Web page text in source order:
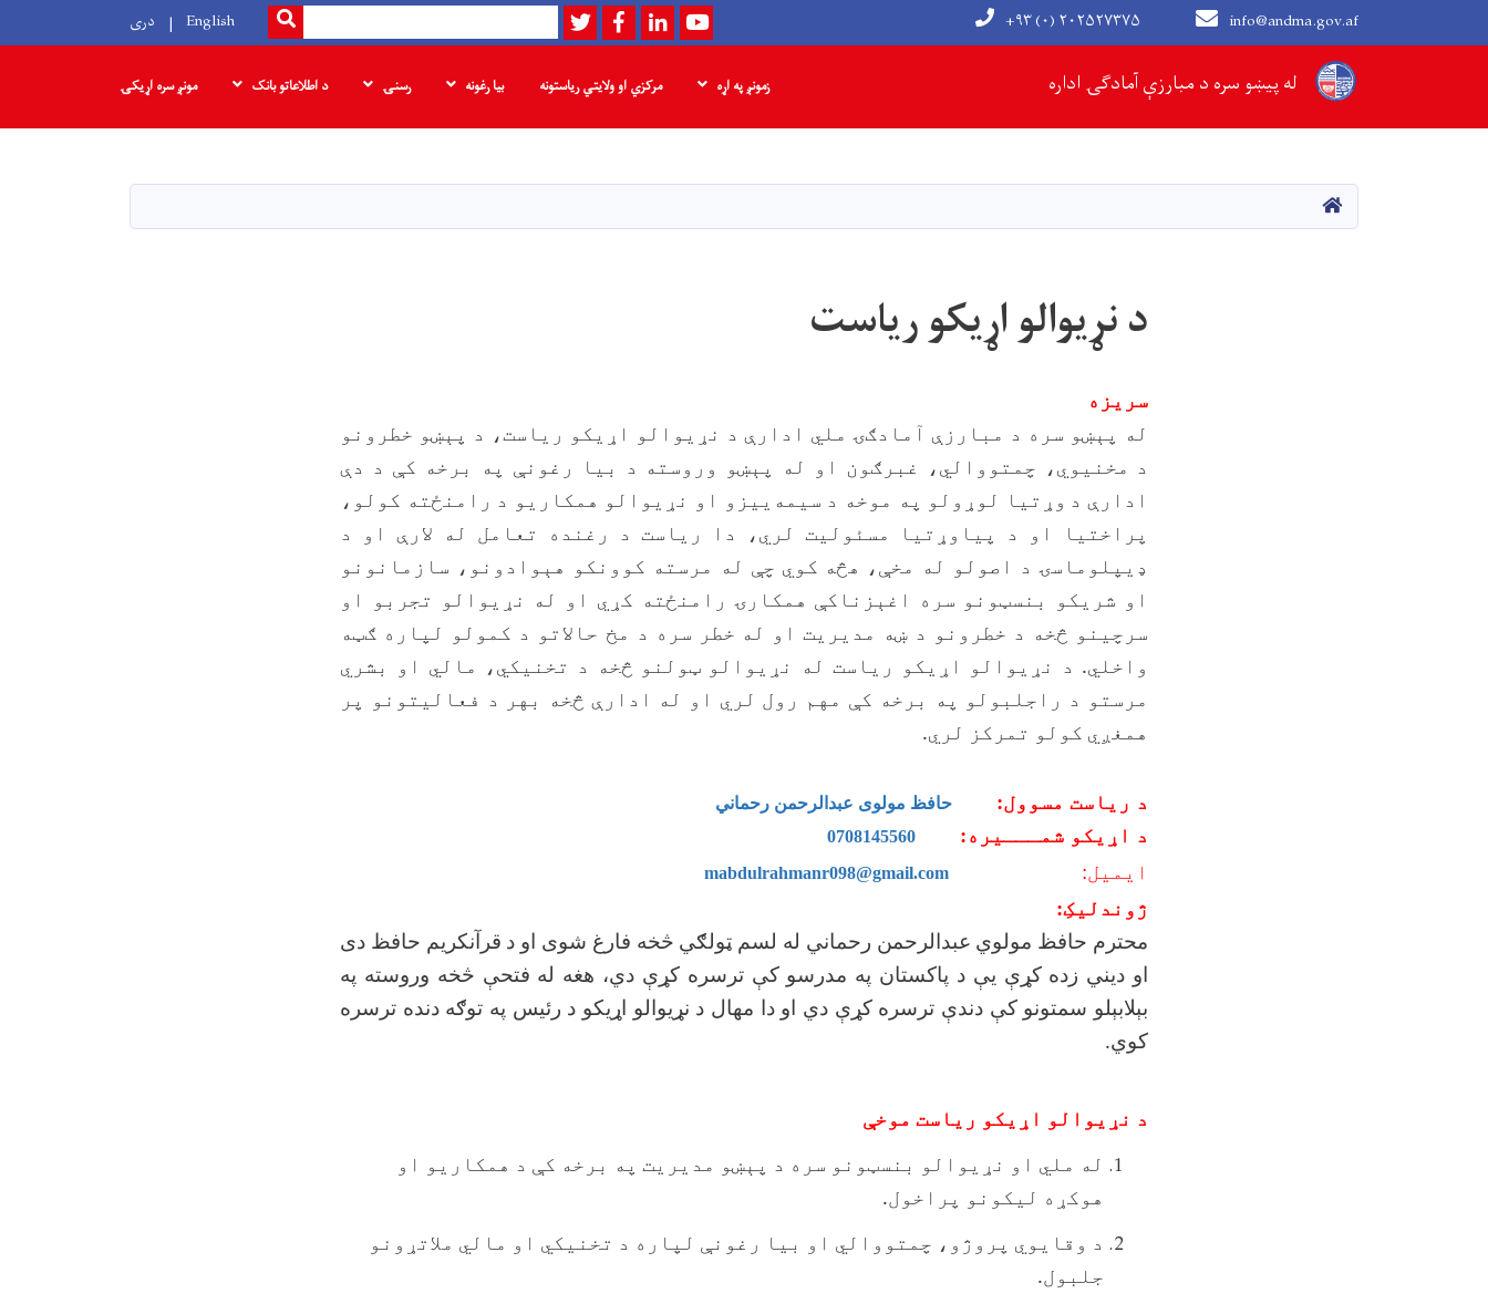
له پیښو سره د مبارزې آمادګۍ اداره
info@andma.gov.af +۹۳ (۰) ۲۰۲۵۲۷۳۷۵ Youtube
LinkedIn
Facebook
Twitter
لټون SEARCH
English دری
Main navigation
زمونږ په اړه مرکزي او ولایتي ریاستونه بیا رغونه رسنۍ د اطلاعاتو بانک مونږ سره اړیکۍ
کور
د نړیوالو اړیکو ریاست
سریزه
له پېښو سره د مبارزې آمادګۍ ملي ادارې د نړیوالو اړیکو ریاست، د پېښو خطرونو
د مخنیوي، چمتووالي، غبرګون او له پېښو وروسته د بیا رغونې په برخه کې د دې
ادارې د وړتیا لوړولو په موخه د سیمه‌ییزو او نړیوالو همکاریو د رامنځته کولو،
پراختیا او د پیاوړتیا
مسئولیت لري، دا ریاست د رغنده تعامل له لارې او د
ډیپلوماسۍ د اصولو له مخې،
هڅه کوي چې له مرسته کوونکو هېوادونو، سازمانونو
او شریکو بنسټونو سره اغېزناکې همکارۍ رامنځته کړي او له نړیوالو تجربو او
سرچینو څخه د خطرونو د ښه مدیریت او له خطر سره د مخ حالاتو د کمولو لپاره ګټه
واخلي. د نړیوالو اړیکو ریاست له نړیوالو ټولنو
څخه د تخنیکي، مالي او بشري
مرستو د راجلبولو په برخه کې مهم رول لري او له
ادارې څخه بهر د فعالیتونو پر
همغږي کولو تمرکز لري.
د ریاست مسوول: حافظ مولوی عبدالرحمن رحماني
د اړیکو شمـــیره: 0708145560
ایمیل: mabdulrahmanr098@gmail.com
ژوندلیکِ:
محترم حافظ مولوي عبدالرحمن رحماني له لسم ټولګي څخه فارغ شوی او د قرآنکریم حافظ دی
او دیني زده کړې یې د پاکستان په مدرسو کې ترسره کړې دي، هغه له فتحې څخه وروسته په
بېلابېلو سمتونو کې دندې ترسره کړې دي او دا مهال د نړیوالو اړیکو د رئیس په توګه دنده ترسره
کوي.
د نړیوالو اړیکو ریاست موخې
له ملي او نړیوالو بنسټونو سره د پېښو مدیریت په برخه کې د همکاریو او
هوکړه لیکونو پراخول.
د وقایوي پروژو، چمتووالي او بیا رغونې لپاره د تخنیکي او مالي ملاتړونو
جلبول.